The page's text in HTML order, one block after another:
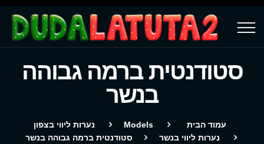
סטודנטית ברמה גבוהה
בנשר
עמוד הבית Models
נערות ליווי בצפון
נערות ליווי בנשר
סטודנטית ברמה גבוהה בנשר